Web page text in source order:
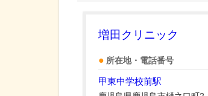
増田クリニック
所在地・電話番号
甲東中学校前駅